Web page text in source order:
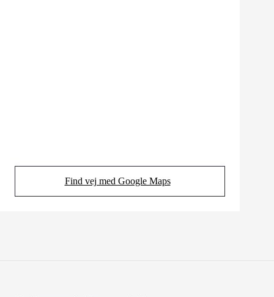
Find vej med Google Maps
(Opens in new tab)